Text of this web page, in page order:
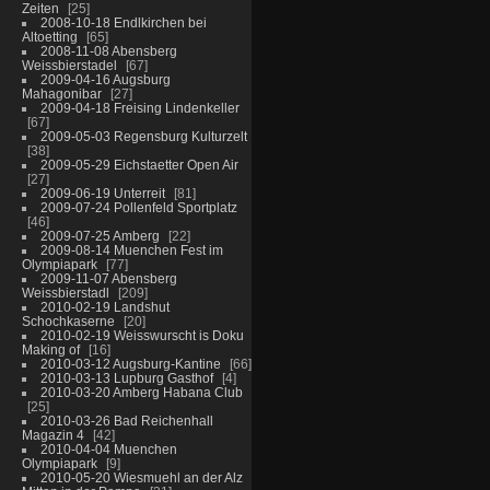
Zeiten
25
2008-10-18 Endlkirchen bei
Altoetting
65
2008-11-08 Abensberg
Weissbierstadel
67
2009-04-16 Augsburg
Mahagonibar
27
2009-04-18 Freising Lindenkeller
67
2009-05-03 Regensburg Kulturzelt
38
2009-05-29 Eichstaetter Open Air
27
2009-06-19 Unterreit
81
2009-07-24 Pollenfeld Sportplatz
46
2009-07-25 Amberg
22
2009-08-14 Muenchen Fest im
Olympiapark
77
2009-11-07 Abensberg
Weissbierstadl
209
2010-02-19 Landshut
Schochkaserne
20
2010-02-19 Weisswurscht is Doku
Making of
16
2010-03-12 Augsburg-Kantine
66
2010-03-13 Lupburg Gasthof
4
2010-03-20 Amberg Habana Club
25
2010-03-26 Bad Reichenhall
Magazin 4
42
2010-04-04 Muenchen
Olympiapark
9
2010-05-20 Wiesmuehl an der Alz